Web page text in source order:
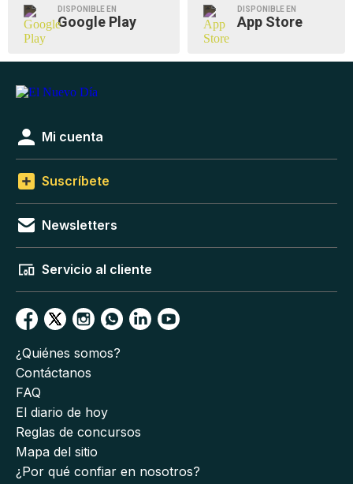
DISPONIBLE EN
Google Play
DISPONIBLE EN
App Store
Mi cuenta
Suscríbete
Newsletters
Servicio al cliente
¿Quiénes somos?
Contáctanos
FAQ
El diario de hoy
Reglas de concursos
Mapa del sitio
¿Por qué confiar en nosotros?